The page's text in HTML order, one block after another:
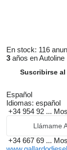
En stock: 116
3 años en Autoline
Suscribirse
Español
Idiomas: español
+34 954 92 ...
Llámame
+34 667 69 ...